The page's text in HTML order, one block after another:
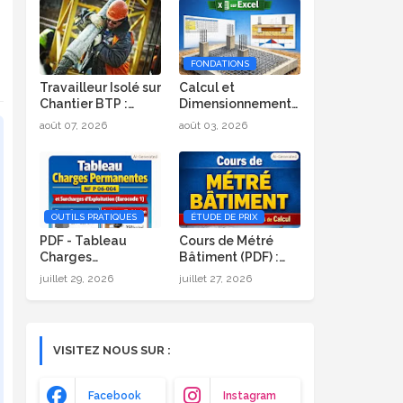
Travailleur Isolé sur
Chantier BTP :
Risques et
août 07, 2026
FONDATIONS
Calcul et
Dimensionnement
de Radier Général
août 03, 2026
OUTILS PRATIQUES
PDF - Tableau
Charges
Permanentes (NF P
(Eurocode 1)
juillet 29, 2026
ÉTUDE DE PRIX
Cours de Métré
Bâtiment (PDF) :
Formules, Méthode
juillet 27, 2026
VISITEZ NOUS SUR :
Facebook Instagram